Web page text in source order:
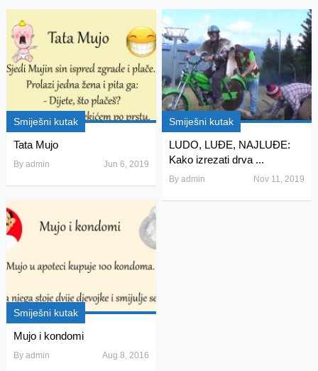
Smiješni kutak
Tata Mujo
By admin Jun 6, 2019
Smiješni kutak
LUDO, LUĐE, NAJLUĐE:
Kako izrezati drva ...
Byadmin Nov 11, 2019
Smiješni kutak
Mujo i kondomi
By admin Aug 8, 2016